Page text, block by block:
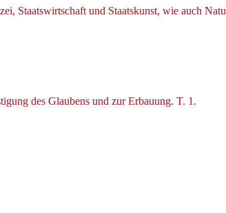
Staatswirtschaft und Staatskunst, wie auch
des Glaubens und zur Erbauung. T. 1.